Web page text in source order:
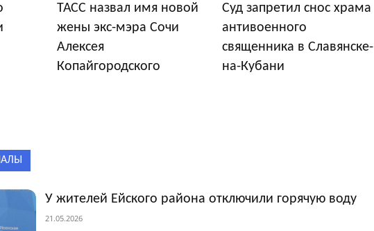
ТАСС назвал имя новой
жены экс-мэра Сочи
Алексея
Копайгородского
Суд запретил снос храма
антивоенного
священника в Славянске-
на-Кубани
У жителей Ейского района отключили горячую воду
21.05.2026